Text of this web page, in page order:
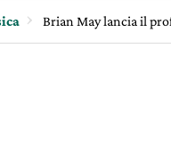
Brian May lancia il